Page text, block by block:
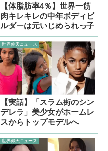
【体脂肪率4％】世界一筋
肉キレキレの中年ボディビ
ルダーは元いじめられっ子
世界仰天ニュース
【実話】「スラム街のシン
デレラ」美少女がホームレ
スからトップモデルへ
世界仰天ニュース